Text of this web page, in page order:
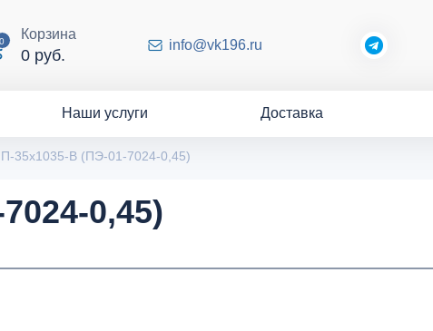
0 Корзина
0 руб.
info@vk196.ru
Наши услуги Доставка
35x1035-B (ПЭ-01-7024-0,45)
0,45)